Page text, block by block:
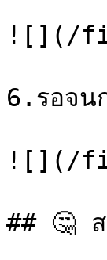
![](/
6.รอจน
![](/
## 🤔 ส